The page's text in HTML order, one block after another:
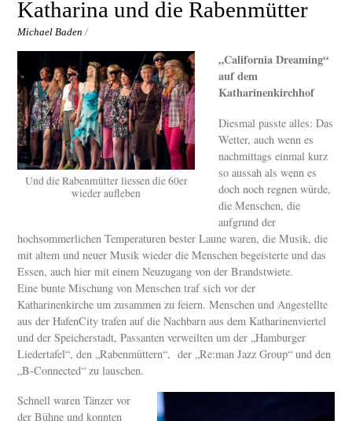
Katharina und die Rabenmütter
Michael Baden /
Und die Rabenmütter liessen die 60er
wieder aufleben
„California Dreaming“
auf dem
Katharinenkirchhof
Diesmal passte alles: Das
Wetter, auch wenn es
nachmittags einmal kurz
so aussah als wenn es
doch noch regnen würde,
die Menschen, die
aufgrund der
hochsommerlichen Temperaturen bester Laune waren, die Musik, die
mit altem und neuer Musik wieder die Menschen begeisterte und das
Essen, auch hier mit einem Neuzugang von der Brandstwiete.
Eine bunte Mischung von Menschen traf sich vor der
Katharinenkirche um zusammen zu feiern. Menschen und Angestellte
aus der HafenCity trafen auf die Nachbarn aus dem Katharinenviertel
und der Speicherstadt, Passanten verweilten um der „Hamburger
Liedertafel“, den „Rabenmüttern“, der „Re:man Jazz Group“ und den
„B-Connected“ zu lauschen.
Schnell waren Tänzer vor
der Bühne und konnten